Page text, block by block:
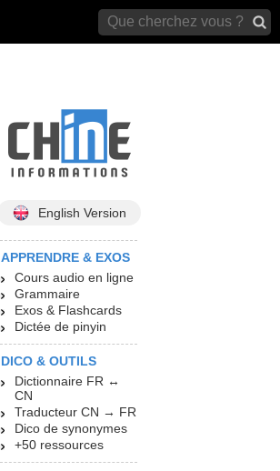
English Version
APPRENDRE & EXOS
Cours audio en ligne
Grammaire
Exos & Flashcards
Dictée de pinyin
DICO & OUTILS
Dictionnaire FR ↔
CN
Traducteur CN → FR
Dico de synonymes
+50 ressources